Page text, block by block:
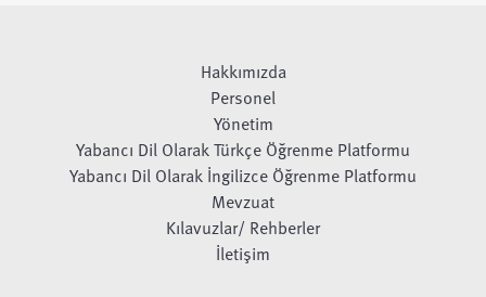
Hakkımızda
Personel
Yönetim
Yabancı Dil Olarak Türkçe Öğrenme Platformu
Yabancı Dil Olarak İngilizce Öğrenme Platformu
Mevzuat
Kılavuzlar/ Rehberler
İletişim